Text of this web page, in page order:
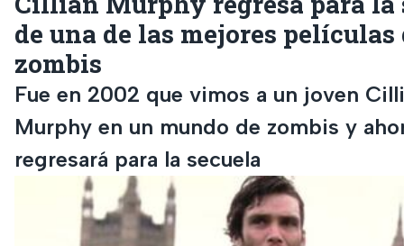
de una de las mejores películas
zombis
Fue en 2002 que vimos a un joven
Murphy en un mundo de zombis y
regresará para la secuela